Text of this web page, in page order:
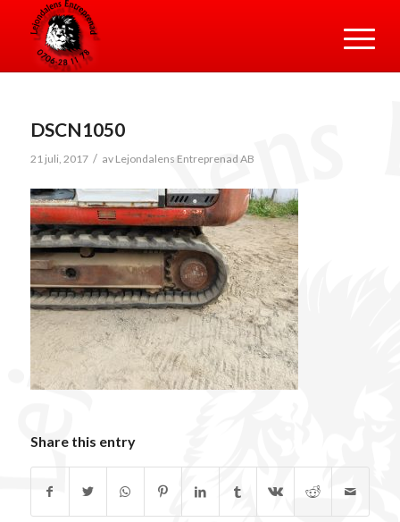
DSCN1050
21 juli, 2017 / av Lejondalens Entreprenad AB
Share this entry